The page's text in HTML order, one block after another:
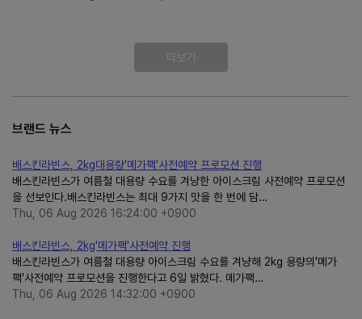
더보기
브랜드 뉴스
배스킨라빈스, 2kg대용량'메가팩'사전예약 프로모션 진행
배스킨라빈스가 여름철 대용량 수요를 겨냥한 아이스크림 사전예약 프로모션
을 선보인다.배스킨라빈스는 최대 9가지 맛을 한 번에 담…
Thu, 06 Aug 2026 16:24:00 +0900
배스킨라빈스, 2kg'메가팩'사전예약 진행
배스킨라빈스가 여름철 대용량 아이스크림 수요를 겨냥해 2kg 용량의'메가
팩'사전예약 프로모션을 진행한다고 6일 밝혔다. 메가팩…
Thu, 06 Aug 2026 14:32:00 +0900